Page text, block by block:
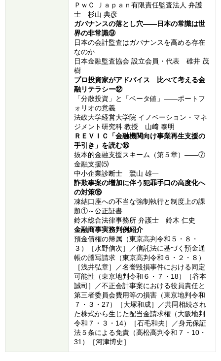
ＰｗＣ Ｊａｐａｎ有限責任監査法人 弁護
士 杉山 典彦
ガバナンスの落とし穴――日本の常識は世
界の非常識⑨
日本の会計監査はガバナンスを高める存在
なのか
日本金融監査協会 設立会員・代表 碓井 茂
樹
プロ投資家がアドバイス 比べて考える金
融リテラシー⑫
「分散投資」と「ベータ値」――ポートフ
ォリオの意義
法政大学経営大学院 イノベーション・マネ
ジメント研究科 教授 山﨑 泰明
ＲＥＶＩＣ「金融機関向け事業再生支援の
手引き」を読む⑮
抜本的金融支援スキーム（第５章）――⑦
金融支援⑸
中小企業診断士 鷲山 雄一
詐欺事案の増加に伴う犯罪手口の高度化へ
の対策⑯
凍結口座への不当な強制執行と制度上の課
題①～公正証書
鈴木総合法律事務所 弁護士 鈴木 仁史
金融商事実務判例紹介
預金債権の帰属（東京高判令和５・８・
３）［水野信次］／信託法に基づく預金通
帳の謄写請求（東京高判令和６・２・８）
［浅井弘章］／名誉毀損事件における同定
可能性（東京地判令和６・７・18）［谷本
誠司］／不正会計事案における役員責任と
第三者委員会費用等の損害（東京地判令和
７・３・27）［大塚和成］／共同相続され
た株式から生じた配当金請求権（大阪地判
令和７・３・14）［石毛和夫］／身元保証
法５条による免責（高松高判令和７・10・
31）［河津博史］